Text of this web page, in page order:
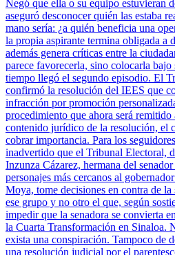
Negó que ella o su equipo estuvieran
aseguró desconocer quién las estaba
mano sería: ¿a quién beneficia una
la propia aspirante termina obligada a
además genera críticas entre la
parece favorecerla, sino colocarla bajo
tiempo llegó el segundo episodio. El
confirmó la resolución del IEES que
infracción por promoción
procedimiento que ahora será
contenido jurídico de la resolución, el
cobrar importancia. Para los
inadvertido que el Tribunal Electoral,
Inzunza Cázarez, hermana del
personajes más cercanos al
Moya, tome decisiones en contra de la
ese grupo y no otro el que, según
impedir que la senadora se convierta
la Cuarta Transformación en Sinaloa.
exista una conspiración. Tampoco de
una resolución judicial por el